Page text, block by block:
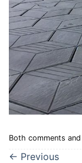
Both comments
← Previous